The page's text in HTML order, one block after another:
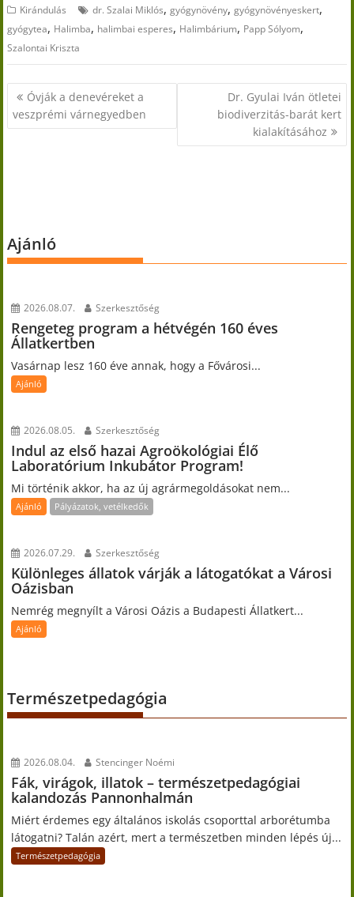
Kirándulás dr. Szalai Miklós,gyógynövény,gyógynövényeskert,
gyógytea, Halimba, halimbai esperes, Halimbárium, Papp Sólyom,
Szalontai Kriszta
Bejegyzés
navigáció
Óvják a denevéreket a
veszprémi várnegyedben
Dr. Gyulai Iván ötletei
biodiverzitás-barát kert
kialakításához
Ajánló
2026.08.07. Szerkesztőség
Rengeteg program a hétvégén 160 éves
Állatkertben
Vasárnap lesz 160 éve annak, hogy a Fővárosi...
Ajánló
2026.08.05. Szerkesztőség
Indul az első hazai Agroökológiai Élő
Laboratórium Inkubátor Program!
Mi történik akkor, ha az új agrármegoldásokat nem...
Ajánló Pályázatok, vetélkedők
2026.07.29. Szerkesztőség
Különleges állatok várják a látogatókat a Városi
Oázisban
Nemrég megnyílt a Városi Oázis a Budapesti Állatkert...
Ajánló
Természetpedagógia
2026.08.04. Stencinger Noémi
Fák, virágok, illatok – természetpedagógiai
kalandozás Pannonhalmán
Miért érdemes egy általános iskolás csoporttal arborétumba
látogatni? Talán azért, mert a természetben minden lépés új...
Természetpedagógia